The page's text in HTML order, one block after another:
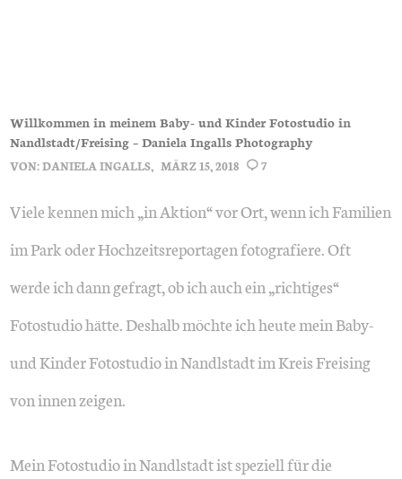
Willkommen in meinem Baby- und Kinder Fotostudio in
Nandlstadt/Freising – Daniela Ingalls Photography
VON:DANIELA INGALLS MÄRZ 15, 2018 7
Viele kennen mich „in Aktion“ vor Ort, wenn ich Familien
im Park oder Hochzeitsreportagen fotografiere. Oft
werde ich dann gefragt, ob ich auch ein „richtiges“
Fotostudio hätte. Deshalb möchte ich heute mein Baby-
und Kinder Fotostudio in Nandlstadt im Kreis Freising
von innen zeigen.
Mein Fotostudio in Nandlstadt ist speziell für die